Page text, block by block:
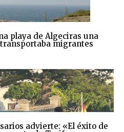
playa de Algeciras una
migrantes
advierte: «El éxito de